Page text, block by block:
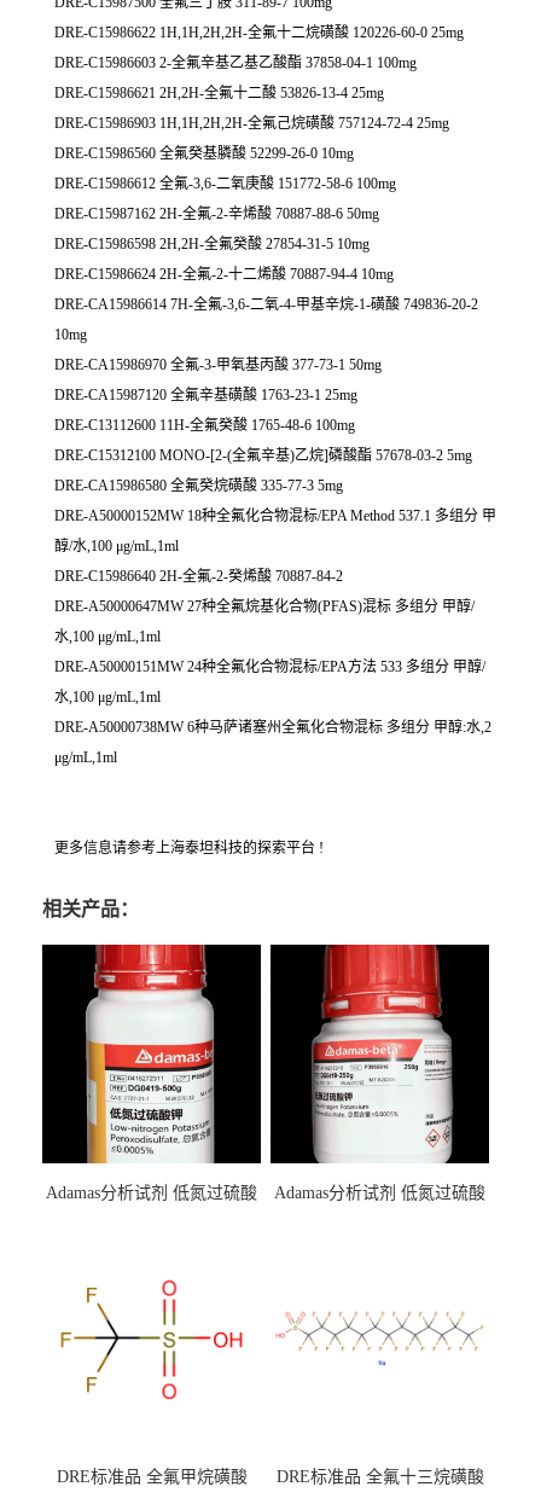
DRE-C15986622 1H,1H,2H,2H-全氟十二烷磺酸 120226-60-0 25mg
DRE-C15986603 2-全氟辛基乙基乙酸酯 37858-04-1 100mg
DRE-C15986621 2H,2H-全氟十二酸 53826-13-4 25mg
DRE-C15986903 1H,1H,2H,2H-全氟己烷磺酸 757124-72-4 25mg
DRE-C15986560 全氟癸基膦酸 52299-26-0 10mg
DRE-C15986612 全氟-3,6-二氧庚酸 151772-58-6 100mg
DRE-C15987162 2H-全氟-2-辛烯酸 70887-88-6 50mg
DRE-C15986598 2H,2H-全氟癸酸 27854-31-5 10mg
DRE-C15986624 2H-全氟-2-十二烯酸 70887-94-4 10mg
DRE-CA15986614 7H-全氟-3,6-二氧-4-甲基辛烷-1-磺酸 749836-20-2
10mg
DRE-CA15986970 全氟-3-甲氧基丙酸 377-73-1 50mg
DRE-CA15987120 全氟辛基磺酸 1763-23-1 25mg
DRE-C13112600 11H-全氟癸酸 1765-48-6 100mg
DRE-C15312100 MONO-[2-(全氟辛基)乙烷]磷酸酯 57678-03-2 5mg
DRE-CA15986580 全氟癸烷磺酸 335-77-3 5mg
DRE-A50000152MW 18种全氟化合物混标/EPA Method 537.1 多组分 甲
醇/水,100 μg/mL,1ml
DRE-C15986640 2H-全氟-2-癸烯酸 70887-84-2
DRE-A50000647MW 27种全氟烷基化合物(PFAS)混标 多组分 甲醇/
水,100 μg/mL,1ml
DRE-A50000151MW 24种全氟化合物混标/EPA方法 533 多组分 甲醇/
水,100 μg/mL,1ml
DRE-A50000738MW 6种马萨诸塞州全氟化合物混标 多组分 甲醇:水,2
μg/mL,1ml
更多信息请参考上海泰坦科技的探索平台 !
相关产品：
Adamas分析试剂 低氮过硫酸
（泰坦现货供应）
Adamas分析试剂 低氮过硫酸
DRE标准品 全氟甲烷磺酸
DRE标准品 全氟十三烷磺酸